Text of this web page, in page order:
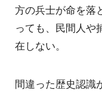
方の兵士が命を落
っても、民間人や
在しない。
間違った歴史認識